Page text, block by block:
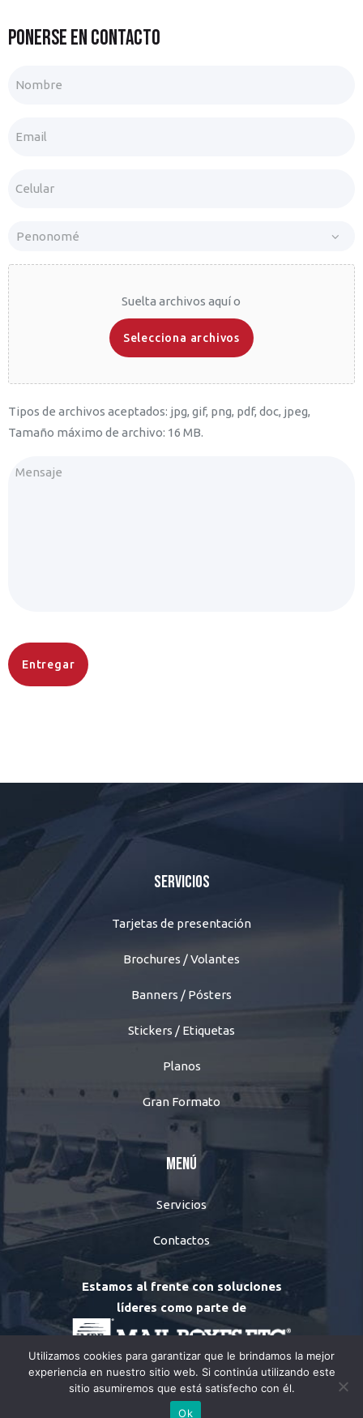
Ponerse en contacto
Tienda
File
Suelta archivos aquí o
Selecciona archivos
Tipos de archivos aceptados: jpg, gif, png, pdf, doc, jpeg,
Tamaño máximo de archivo: 16 MB.
Mensaje
Servicios
Tarjetas de presentación
Brochures / Volantes
Banners / Pósters
Stickers / Etiquetas
Planos
Gran Formato
Menú
Servicios
Contactos
Estamos al frente con soluciones
líderes como parte de
Printium© 2026. All rights reserved.
Utilizamos cookies para garantizar que le brindamos la mejor
experiencia en nuestro sitio web. Si continúa utilizando este
sitio asumiremos que está satisfecho con él.
Ok